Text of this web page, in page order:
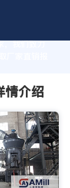
，我们致力
家直销报
情介绍